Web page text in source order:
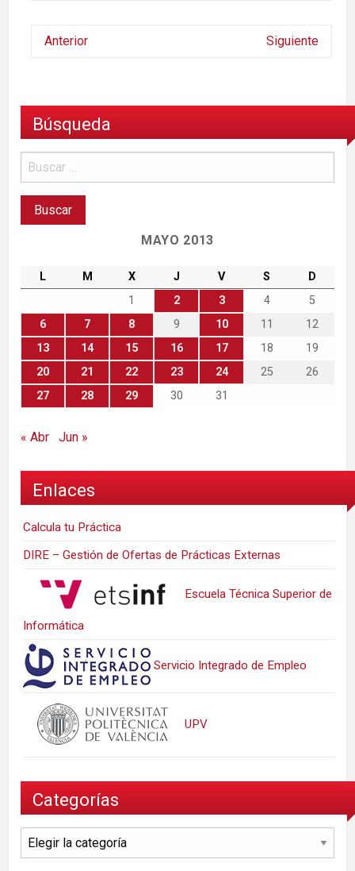
Anterior Siguiente
Búsqueda
MAYO 2013
L M X J V S
D
1
2 3 4
5
6
7 8 9 10 11
12
13
14 15 16 17 18
19
20
21 22 23 24 25
26
27
28 29 30 31
« Abr Jun »
Enlaces
Calcula tu Práctica
DIRE – Gestión de Ofertas de Prácticas Externas
Escuela Técnica Superior de
Informática
Servicio Integrado de Empleo
UPV
Categorías
Categorías